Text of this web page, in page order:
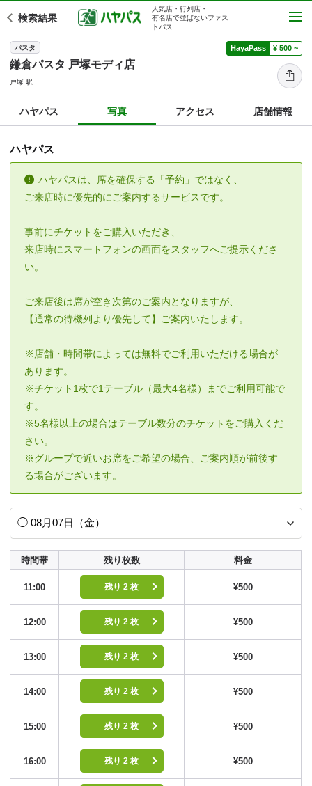
検索結果
人気店・行列店・
有名店で並ばないファス
トパス
パスタ
鎌倉パスタ 戸塚モディ店
戸塚 駅
HayaPass ¥ 500 ~
ハヤパス 写真 アクセス 店舗情報
ハヤパス
ハヤパスは、席を確保する「予約」ではなく、
ご来店時に優先的にご案内するサービスです。
事前にチケットをご購入いただき、
来店時にスマートフォンの画面をスタッフへご提示くださ
い。
ご来店後は席が空き次第のご案内となりますが、
【通常の待機列より優先して】ご案内いたします。
※店舗・時間帯によっては無料でご利用いただける場合が
あります。
※チケット1枚で1テーブル（最大4名様）までご利用可能で
す。
※5名様以上の場合はテーブル数分のチケットをご購入くだ
さい。
※グループで近いお席をご希望の場合、ご案内順が前後す
る場合がございます。
時間帯 残り枚数 料金
11:00 残り 2 枚 ¥500
12:00 残り 2 枚 ¥500
13:00 残り 2 枚 ¥500
14:00 残り 2 枚 ¥500
15:00 残り 2 枚 ¥500
16:00 残り 2 枚 ¥500